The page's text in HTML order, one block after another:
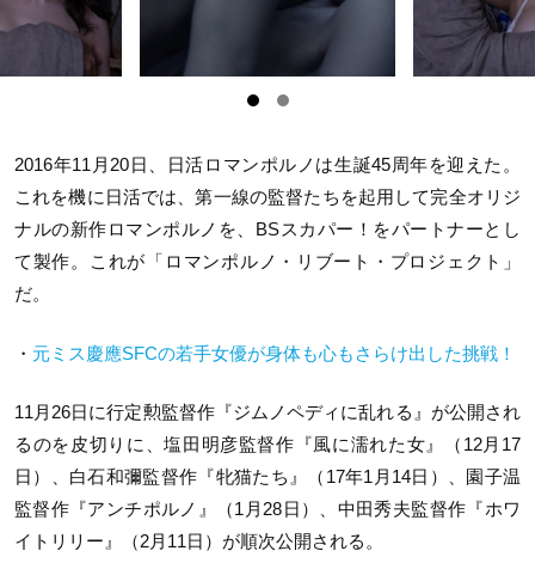
2016年11月20日、日活ロマンポルノは生誕45周年を迎えた。
これを機に日活では、第一線の監督たちを起用して完全オリジ
ナルの新作ロマンポルノを、BSスカパー！をパートナーとし
て製作。これが「ロマンポルノ・リブート・プロジェクト」
だ。
・ 元ミス慶應SFCの若手女優が身体も心もさらけ出した挑戦！
11月26日に行定勲監督作『ジムノペディに乱れる』が公開され
るのを皮切りに、塩田明彦監督作『風に濡れた女』（12月17
日）、白石和彌監督作『牝猫たち』（17年1月14日）、園子温
監督作『アンチポルノ』（1月28日）、中田秀夫監督作『ホワ
イトリリー』（2月11日）が順次公開される。